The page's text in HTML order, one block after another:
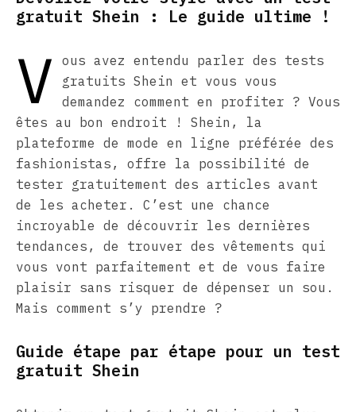
gratuit Shein : Le guide ultime !
V
ous avez entendu parler des tests
gratuits Shein et vous vous
demandez comment en profiter ? Vous
êtes au bon endroit ! Shein, la
plateforme de mode en ligne préférée des
fashionistas, offre la possibilité de
tester gratuitement des articles avant
de les acheter. C’est une chance
incroyable de découvrir les dernières
tendances, de trouver des vêtements qui
vous vont parfaitement et de vous faire
plaisir sans risquer de dépenser un sou.
Mais comment s’y prendre ?
Guide étape par étape pour un test
gratuit Shein